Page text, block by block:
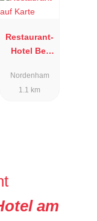
Restaurant-
Hotel Bei
Nordenham
1.1 km
am